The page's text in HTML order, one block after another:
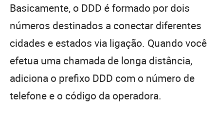
Basicamente, o DDD é formado por dois
números destinados a conectar diferentes
cidades e estados via ligação. Quando você
efetua uma chamada de longa distância,
adiciona o prefixo DDD com o número de
telefone e o código da operadora.